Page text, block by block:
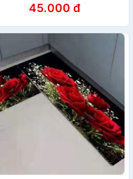
trơn.
45.000 đ